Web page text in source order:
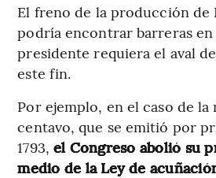
El freno de la producción de
podría encontrar barreras en
presidente requiera el aval
este fin.
Por ejemplo, en el caso de
centavo, que se emitió por
1793, el Congreso abolió su
medio de la Ley de